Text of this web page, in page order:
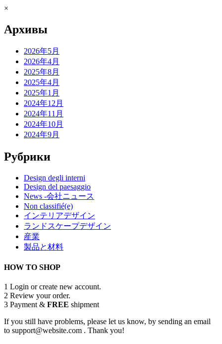
×
Архивы
2026年5月
2026年4月
2025年8月
2025年4月
2025年1月
2024年12月
2024年11月
2024年10月
2024年9月
Рубрики
Design degli interni
Design del paesaggio
News -会社ニュース
Non classifié(e)
インテリアデザイン
ランドスケープデザイン
産業
製品と材料
HOW TO SHOP
1 Login or create new account.
2 Review your order.
3 Payment & FREE shipment
If you still have problems, please let us know, by sending an email
to support@website.com . Thank you!